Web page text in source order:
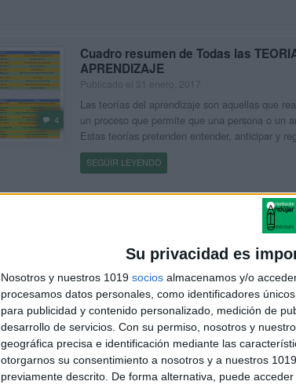
Su privacidad es
Nosotros y nuestros 1019 socios almacenamos y/o
procesamos datos personales, como identificadores
para publicidad y contenido personalizado, medición de
desarrollo de servicios. Con su permiso, nosotros y
geográfica precisa e identificación mediante las
otorgarnos su consentimiento a nosotros y a nuestros
previamente descrito. De forma alternativa, puede
4
Cuadro resumen de Todas las
APRENDIZAJE
Las teorías del aprendizaje son aquellas que
un proceso que permite que una persona o un
Estas teorías pretenden entender, anticipar y
SEGUIR LEYENDO
2
Curso on line Aprender a Pensar:
METODOLOGÍAS Y HERRAMIENTAS
DEL SIGLO XXI
Publicado el 27 septiembre, 2016
En España, el estudio y desarrollo del
dejado de lado por la educación y también por
existiendo una tradición arraigada de cultivo
SEGUIR LEYENDO